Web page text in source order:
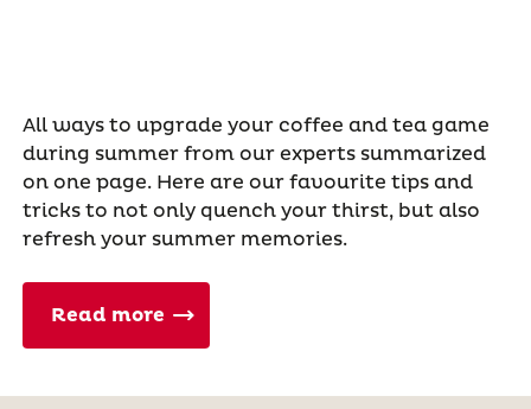
All ways to upgrade your coffee and tea game
during summer from our experts summarized
on one page. Here are our favourite tips and
tricks to not only quench your thirst, but also
refresh your summer memories.
Read more